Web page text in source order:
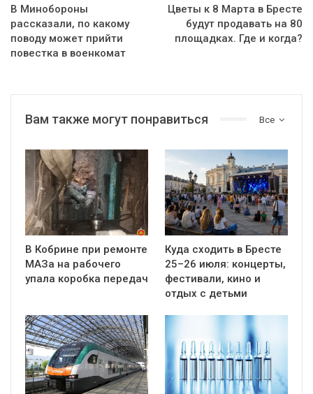
В Минобороны
рассказали, по какому
поводу может прийти
повестка в военкомат
Цветы к 8 Марта в Бресте
будут продавать на 80
площадках. Где и когда?
Все
Вам также могут понравиться
В Кобрине при ремонте
МАЗа на рабочего
упала коробка передач
Куда сходить в Бресте
25–26 июля: концерты,
фестивали, кино и
отдых с детьми